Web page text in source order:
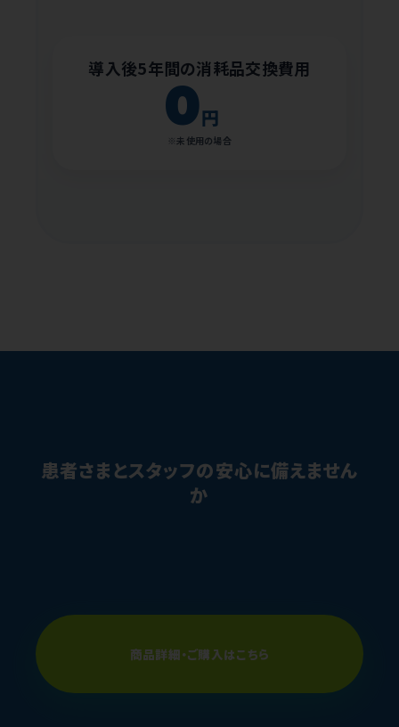
導入後5年間の消耗品交換費用
0円
※未使用の場合
患者さまとスタッフの安心に備えません
か
商品詳細・ご購入はこちら